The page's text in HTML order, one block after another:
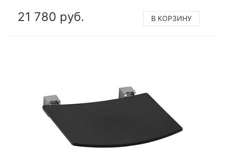
21 780 руб. В КОРЗИНУ